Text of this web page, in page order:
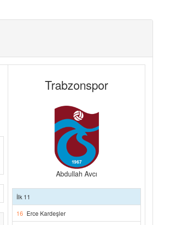
Trabzonspor
Abdullah Avcı
İlk 11
16 Erce Kardeşler